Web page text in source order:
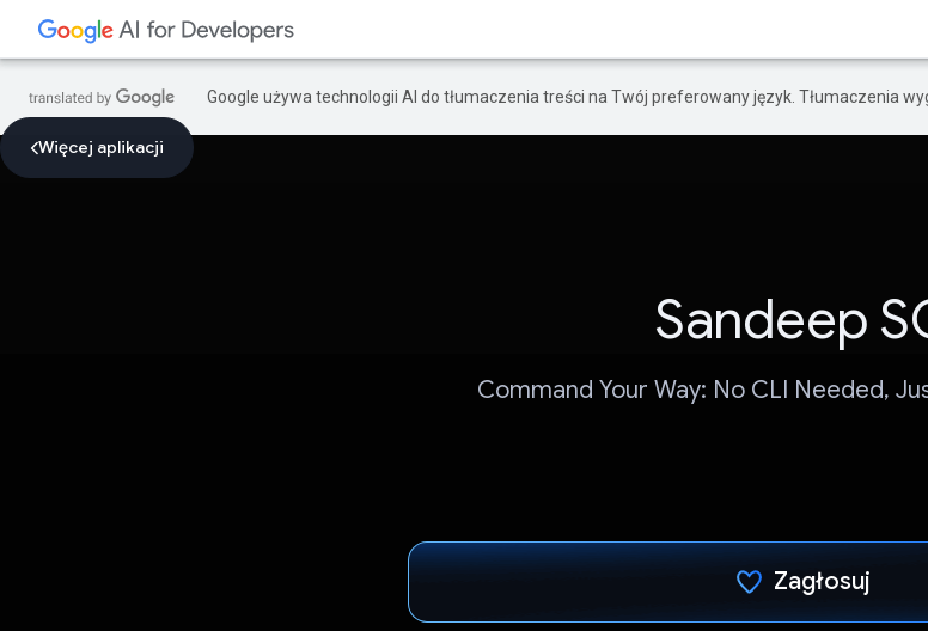
Google używa technologii AI do tłumaczenia treści na Twój preferowany język. Tłumaczenia
Więcej aplikacji
Sandeep
Command Your Way: No CLI Needed,
Zagłosuj